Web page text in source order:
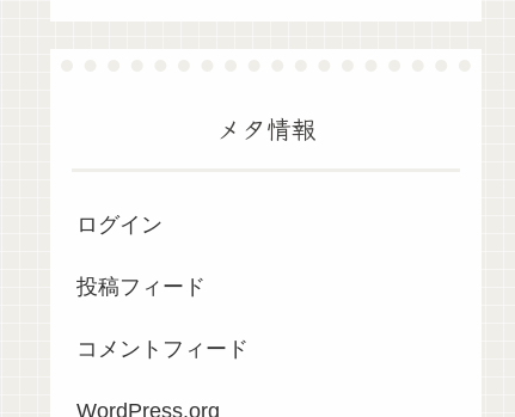
メタ情報
ログイン
投稿フィード
コメントフィード
WordPress.org